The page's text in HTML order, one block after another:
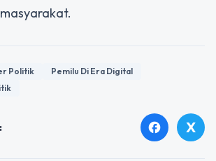
Politik
Pemilu Di Era Digital
facebook X